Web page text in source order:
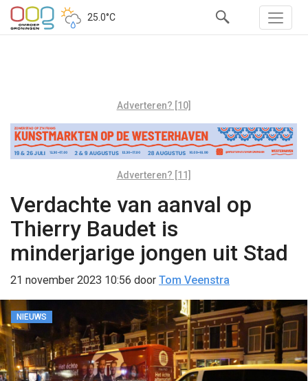
25.0°C
Adverteren? [10]
Adverteren? [11]
Verdachte van aanval op
Thierry Baudet is
minderjarige jongen uit Stad
21 november 2023 10:56 door Tom Veenstra
NIEUWS